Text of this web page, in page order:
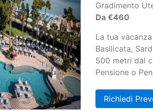
Gradimento
Da €460
La tua
Basilicata,
500 metri dal
Pensione o
Richiedi